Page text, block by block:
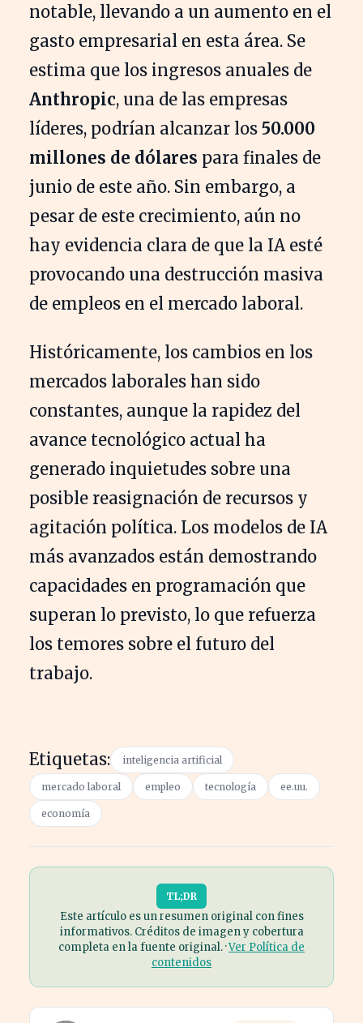
notable, llevando a un aumento en el
gasto empresarial en esta área. Se
estima que los ingresos anuales de
Anthropic, una de las empresas
líderes, podrían alcanzar los 50.000
millones de dólares para finales de
junio de este año. Sin embargo, a
pesar de este crecimiento, aún no
hay evidencia clara de que la IA esté
provocando una destrucción masiva
de empleos en el mercado laboral.
Históricamente, los cambios en los
mercados laborales han sido
constantes, aunque la rapidez del
avance tecnológico actual ha
generado inquietudes sobre una
posible reasignación de recursos y
agitación política. Los modelos de IA
más avanzados están demostrando
capacidades en programación que
superan lo previsto, lo que refuerza
los temores sobre el futuro del
trabajo.
Etiquetas: inteligencia artificial
mercado laboral empleo tecnología ee.uu.
economía
TL;DR
Este artículo es un resumen original con fines
informativos. Créditos de imagen y cobertura
completa en la fuente original. ·Ver Política de
contenidos